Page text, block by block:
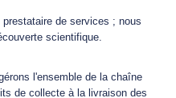
de services ; nous
scientifique.
l'ensemble de la chaîne
de collecte à la livraison des